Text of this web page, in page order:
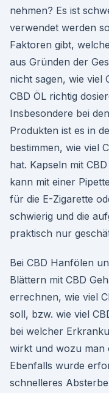
nehmen? Es ist
verwendet werden
Faktoren gibt,
aus Gründen der
nicht sagen, wie viel
CBD ÖL richtig
Insbesondere bei
Produkten ist es in
bestimmen, wie viel
hat. Kapseln mit
kann mit einer
für die E-Zigarette
schwierig und die
praktisch nur
Bei CBD Hanfölen
Blättern mit CBD
errechnen, wie viel
soll, bzw. wie viel
bei welcher
wirkt und wozu man
Ebenfalls wurde
schnelleres